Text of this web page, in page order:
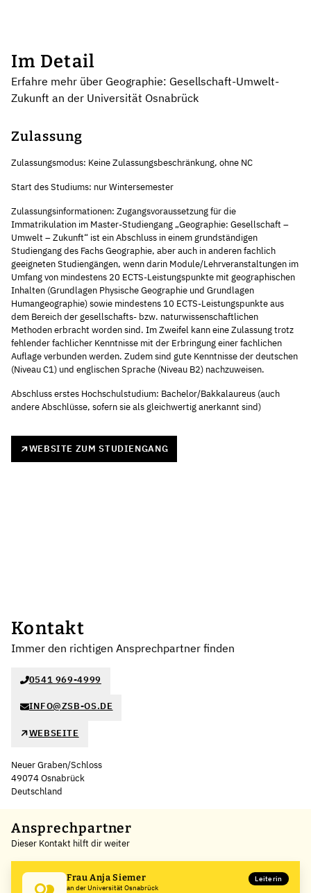
Im Detail
Erfahre mehr über Geographie: Gesellschaft-Umwelt-
Zukunft an der Universität Osnabrück
Zulassung
Zulassungsmodus: Keine Zulassungsbeschränkung, ohne NC
Start des Studiums: nur Wintersemester
Zulassungsinformationen: Zugangsvoraussetzung für die
Immatrikulation im Master-Studiengang „Geographie: Gesellschaft –
Umwelt – Zukunft“ ist ein Abschluss in einem grundständigen
Studiengang des Fachs Geographie, aber auch in anderen fachlich
geeigneten Studiengängen, wenn darin Module/Lehrveranstaltungen im
Umfang von mindestens 20 ECTS-Leistungspunkte mit geographischen
Inhalten (Grundlagen Physische Geographie und Grundlagen
Humangeographie) sowie mindestens 10 ECTS-Leistungspunkte aus
dem Bereich der gesellschafts- bzw. naturwissenschaftlichen
Methoden erbracht worden sind. Im Zweifel kann eine Zulassung trotz
fehlender fachlicher Kenntnisse mit der Erbringung einer fachlichen
Auflage verbunden werden. Zudem sind gute Kenntnisse der deutschen
(Niveau C1) und englischen Sprache (Niveau B2) nachzuweisen.
Abschluss erstes Hochschulstudium: Bachelor/Bakkalaureus (auch
andere Abschlüsse, sofern sie als gleichwertig anerkannt sind)
WEBSITE ZUM STUDIENGANG
Kontakt
Immer den richtigen Ansprechpartner finden
0541 969-4999
INFO@ZSB-OS.DE
WEBSEITE
Neuer Graben/Schloss
49074 Osnabrück
Deutschland
Ansprechpartner
Dieser Kontakt hilft dir weiter
Frau Anja Siemer
an der Universität Osnabrück
Leiterin